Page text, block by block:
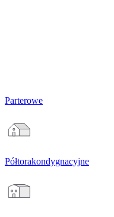
Parterowe
Półtorakondygnacyjne